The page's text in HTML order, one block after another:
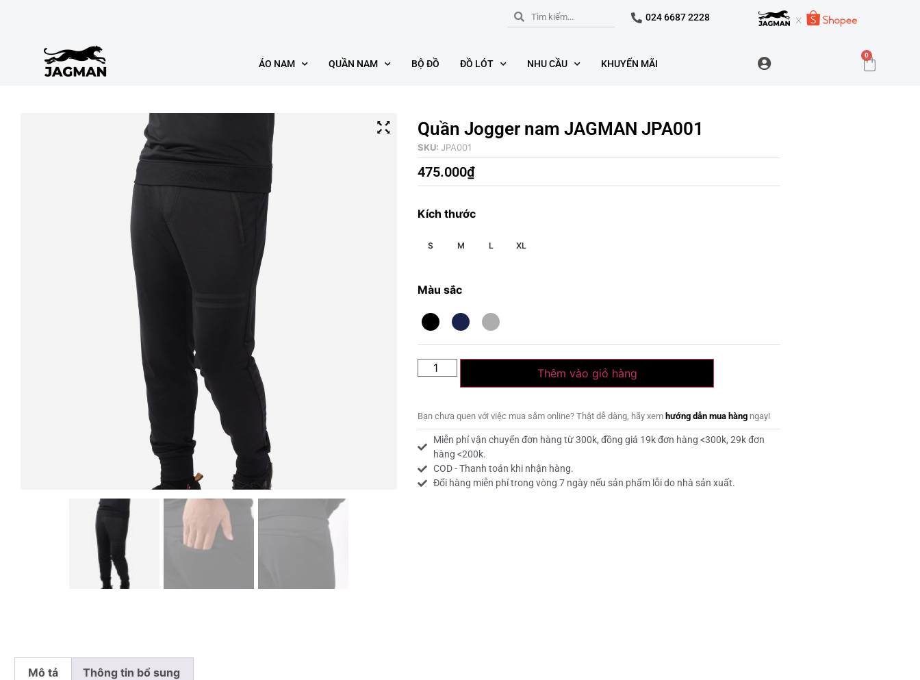
024 6687 2228
ÁO NAM QUẦN NAM BỘ ĐỒ ĐỒ LÓT NHU CẦU KHUYẾN MÃI
0
Quần Jogger nam JAGMAN JPA001
SKU: JPA001
475.000₫
Kích thước
S M L XL
Màu sắc
Thêm vào giỏ hàng
Bạn chưa quen với việc mua sắm online? Thật dễ dàng, hãy xem hướng dẫn mua hàng ngay!
Miễn phí vận chuyển đơn hàng từ 300k, đồng giá 19k đơn hàng <300k, 29k đơn
hàng <200k.
COD - Thanh toán khi nhận hàng.
Đổi hàng miễn phí trong vòng 7 ngày nếu sản phẩm lỗi do nhà sản xuất.
Mô tả Thông tin bổ sung